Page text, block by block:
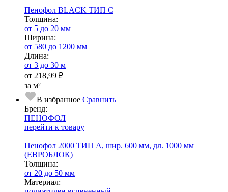
Пенофол BLACK ТИП С
Тол­щи­на:
от 5 до 20 мм
Ширина:
от 580 до 1200 мм
Длина:
от 3 до 30 м
от 218,99 ₽
за м²
В избранное Сравнить
Бренд:
ПЕНОФОЛ
перейти к товару
Пенофол 2000 ТИП A, шир. 600 мм, дл. 1000 мм
(ЕВРОБЛОК)
Тол­щи­на:
от 20 до 50 мм
Ма­­те­­ри­­ал: